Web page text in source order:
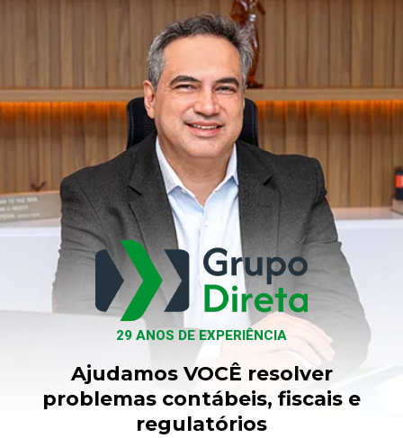
29 ANOS DE EXPERIÊNCIA
Ajudamos VOCÊ resolver
problemas contábeis, fiscais e
regulatórios